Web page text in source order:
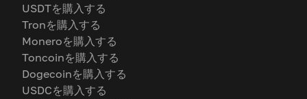
USDTを購入する
Tronを購入する
Moneroを購入する
Toncoinを購入する
Dogecoinを購入する
USDCを購入する